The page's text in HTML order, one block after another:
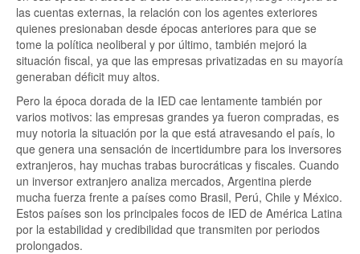
las cuentas externas, la relación con los agentes exteriores
quienes presionaban desde épocas anteriores para que se
tome la política neoliberal y por último, también mejoró la
situación fiscal, ya que las empresas privatizadas en su mayoría
generaban déficit muy altos.
Pero la época dorada de la IED cae lentamente también por
varios motivos: las empresas grandes ya fueron compradas, es
muy notoria la situación por la que está atravesando el país, lo
que genera una sensación de incertidumbre para los inversores
extranjeros, hay muchas trabas burocráticas y fiscales. Cuando
un inversor extranjero analiza mercados, Argentina pierde
mucha fuerza frente a países como Brasil, Perú, Chile y México.
Estos países son los principales focos de IED de América Latina
por la estabilidad y credibilidad que transmiten por periodos
prolongados.